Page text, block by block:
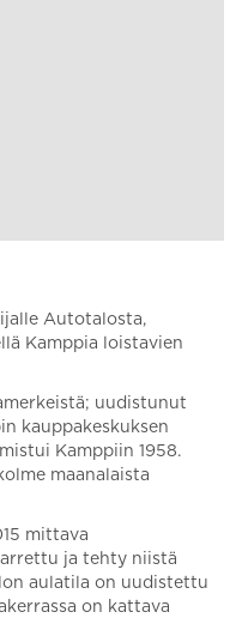
Autotalosta,
Kamppia loistavien
uudistunut
kauppakeskuksen
Kamppiin 1958.
maanalaista
mittava
ja tehty niistä
aulatila on uudistettu
on kattava